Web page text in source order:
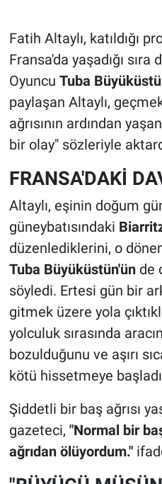
Fatih Altaylı, katıldığı
Fransa'da yaşadığı sıra
Oyuncu Tuba
paylaşan Altaylı,
ağrısının ardından
bir olay" sözleriyle
FRANSA'DAKİ
Altaylı, eşinin doğum
güneybatısındaki
düzenlediklerini, o
Tuba Büyüküstün'ünde
söyledi. Ertesi gün bir
gitmek üzere yola
yolculuk sırasında
bozulduğunu ve aşırı
kötü hissetmeye
Şiddetli bir baş ağrısı
gazeteci, "Normal bir
ağrıdan ölüyordum."